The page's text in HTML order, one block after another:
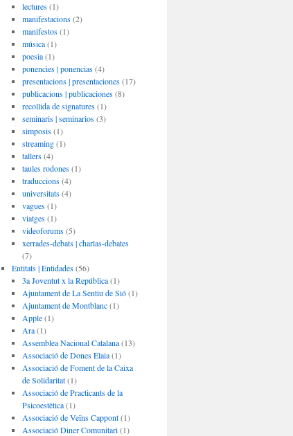
lectures(1)
manifestacions(2)
manifestos(1)
música(1)
poesia(1)
ponencies | ponencias(4)
presentacions | presentaciones(17)
publicacions | publicaciones(8)
recollida de signatures(1)
seminaris | seminarios(3)
simposis(1)
streaming(1)
tallers(4)
taules rodones(1)
traduccions(4)
universitats(4)
vagues(1)
viatges(1)
videoforums(5)
xerrades-debats | charlas-debates
(7)
Entitats | Entidades(56)
3a Joventut x la República(1)
Ajuntament de La Sentiu de Sió(1)
Ajuntament de Montblanc(1)
Apple(1)
Ara(1)
Assemblea Nacional Catalana(13)
Associació de Dones Elaia(1)
Associació de Foment de la Caixa
de Solidaritat(1)
Associació de Practicants de la
Psicoestètica(1)
Associació de Veïns Cappont(1)
Associació Diner Comunitari(1)